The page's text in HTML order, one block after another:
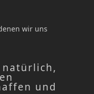
wir uns
und